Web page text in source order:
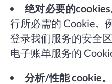
绝对必要的cookies
行所必需的 Cookie。
登录我们服务的安全
电子账单服务的 Cookie
分析/性能 cookie。